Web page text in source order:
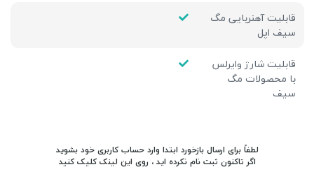
قابلیت آهنربایی مگ
سیف اپل
قابلیت شارژ وایرلس
با محصولات مگ
سیف
لطفاً برای ارسال بازخورد ابتدا وارد حساب کاربری خود بشوید
اگر تاکنون ثبت نام نکرده اید ، روی این لینک کلیک کنید